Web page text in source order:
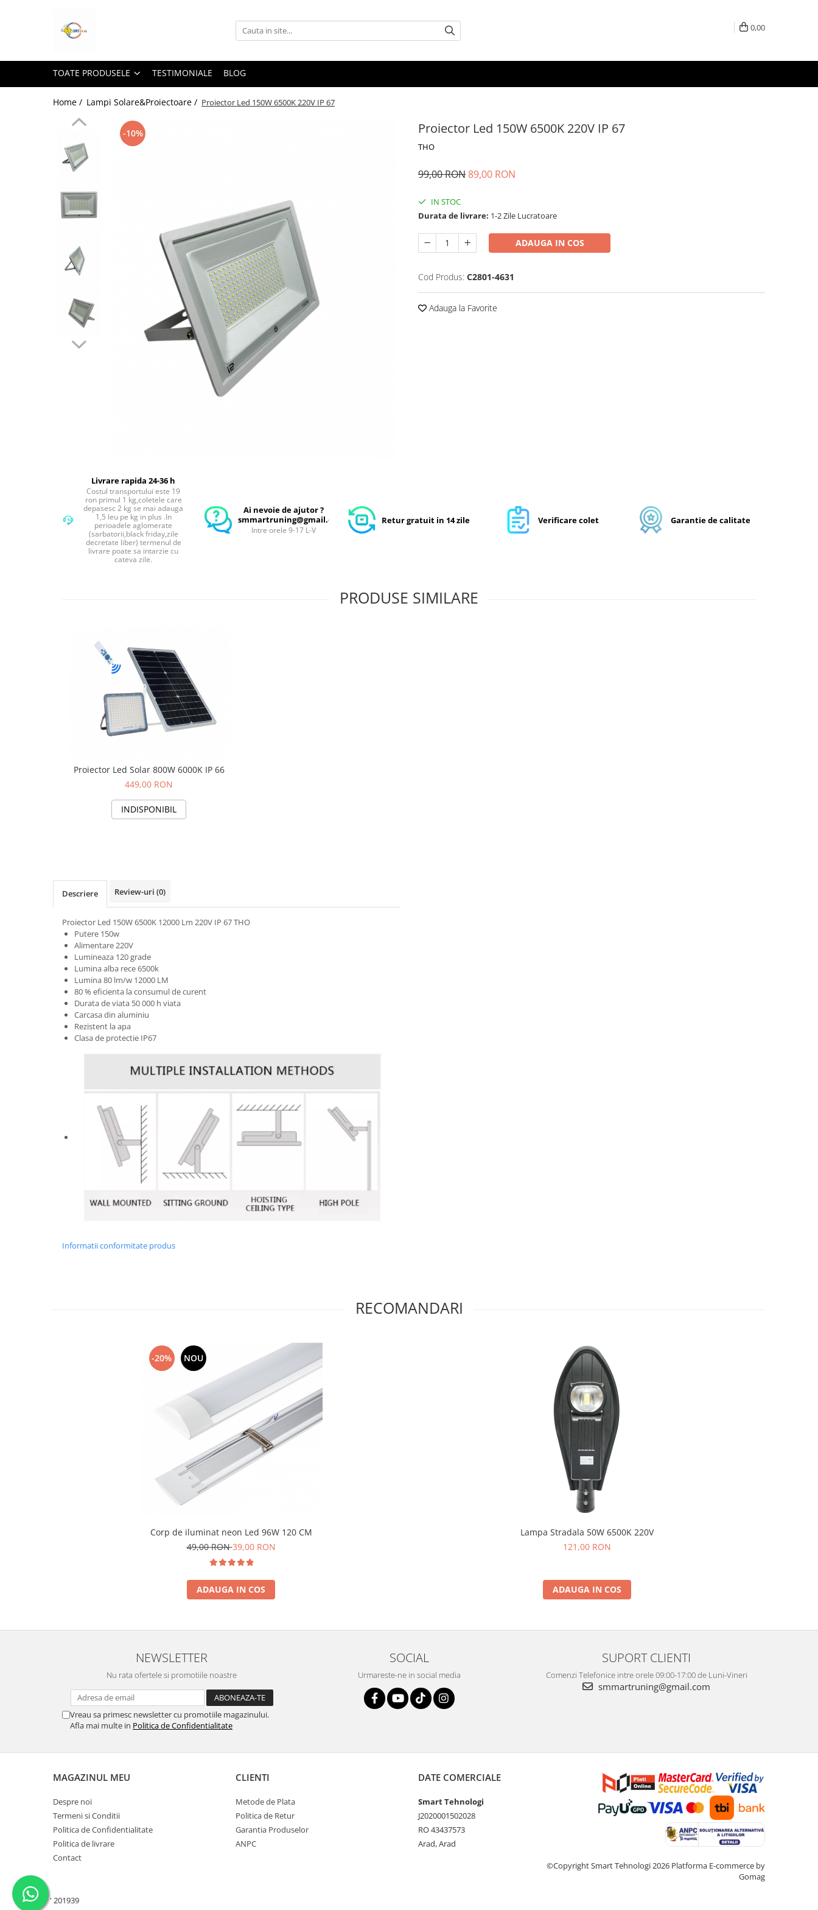
Toate Produsele
Accesorii Electrice
Aplice Led-Neoane
Lampi Stradale
Led Bar & Proiectoare Auto
Proiectoare Auto,Atv,Moto
Compresoare & Generatoare
Compresoare Aer
Generatoare Curent
Scule & Echipamente Auto
Dulap-Scule-Truse
Drujba & Motocoasa & Fierastrau &
Accesorii & Consumabile
Atomizoare & Motopompe
MotoCoase & Masina de tuns iarba
Aparate De Sudura si Accesorii
0,00
TOATE PRODUSELE TESTIMONIALE BLOG
Home / Lampi Solare&Proiectoare / Proiector Led 150W 6500K 220V IP 67
Proiector Led 150W 6500K 220V IP 67
THO
-10%
99,00 RON89,00 RON
IN STOC
Durata de livrare: 1-2 Zile Lucratoare
ADAUGA IN COS
Cod Produs: C2801-4631
Adauga la Favorite
Livrare rapida 24-36 h
Costul transportului este 19
ron primul 1 kg,coletele care
depasesc 2 kg se mai adauga
1,5 leu pe kg in plus .In
perioadele aglomerate
(sarbatorii,black friday,zile
decretate liber) termenul de
livrare poate sa intarzie cu
cateva zile.
Ai nevoie de ajutor ?
smmartruning@gmail.com
Intre orele 9-17 L-V
Retur gratuit in 14 zile Verificare colet Garantie de calitate
PRODUSE SIMILARE
Proiector Led Solar 800W 6000K IP 66
449,00 RON
INDISPONIBIL
Descriere Review-uri (0)
Proiector Led 150W 6500K 12000 Lm 220V IP 67 THO
Putere 150w
Alimentare 220V
Lumineaza 120 grade
Lumina alba rece 6500k
Lumina 80 lm/w 12000 LM
80 % eficienta la consumul de curent
Durata de viata 50 000 h viata
Carcasa din aluminiu
Rezistent la apa
Clasa de protectie IP67
Informatii conformitate produs
RECOMANDARI
-20% NOU
Corp de iluminat neon Led 96W 120 CM
49,00 RON39,00 RON
ADAUGA IN COS
Lampa Stradala 50W 6500K 220V
121,00 RON
ADAUGA IN COS
NEWSLETTER
Nu rata ofertele si promotiile noastre
Vreau sa primesc newsletter cu promotiile magazinului.
Afla mai multe in Politica de Confidentialitate
SOCIAL
Urmareste-ne in social media
SUPORT CLIENTI
Comenzi Telefonice intre orele 09:00-17:00 de Luni-Vineri
smmartruning@gmail.com
MAGAZINUL MEU
Despre noi
Termeni si Conditii
Politica de Confidentialitate
Politica de livrare
Contact
CLIENTI
Metode de Plata
Politica de Retur
Garantia Produselor
ANPC
DATE COMERCIALE
Smart Tehnologi
J2020001502028
RO 43437573
Arad, Arad
©Copyright Smart Tehnologi 2026 Platforma E-commerce by
Gomag
' 201939